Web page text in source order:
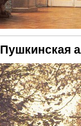
Пушкинская